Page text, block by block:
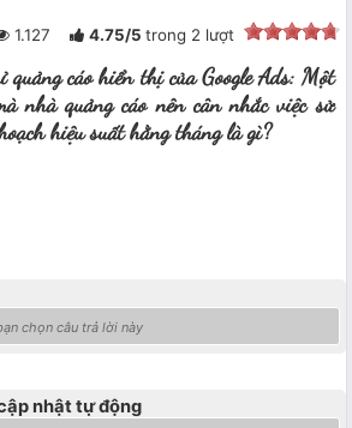
1.127 4.75/5 trong 2 lượt
cáo hiển thị của Google Ads: Một
nhà quảng cáo nên cân nhắc việc sử
hiệu suất hằng tháng là gì?
chọn câu trả lời này
nhật tự động